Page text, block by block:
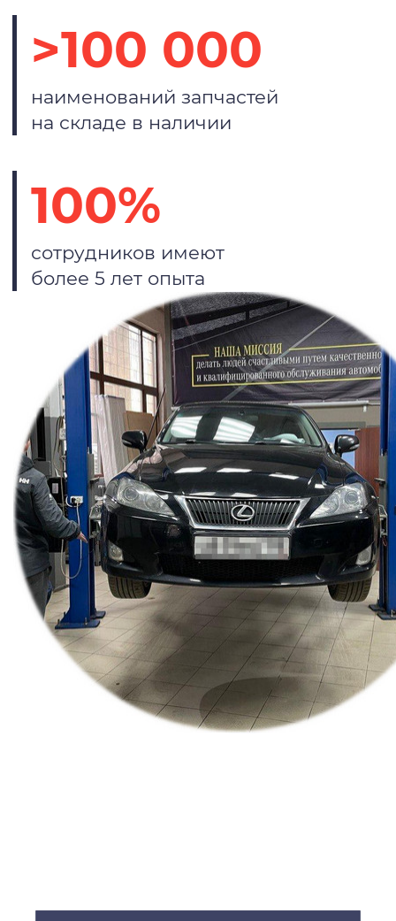
>100 000
наименований запчастей
на складе в наличии
100%
сотрудников имеют
более 5 лет опыта